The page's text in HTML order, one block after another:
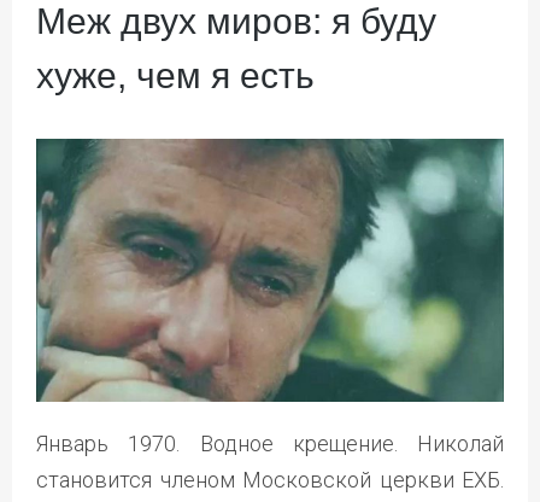
Меж двух миров: я буду
хуже, чем я есть
Январь 1970. Водное крещение. Николай
становится членом Московской церкви ЕХБ.